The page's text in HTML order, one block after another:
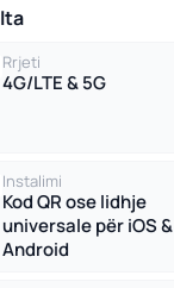
Rrjeti
4G/LTE & 5G
Instalimi
Kod QR ose lidhje
universale për iOS &
Android